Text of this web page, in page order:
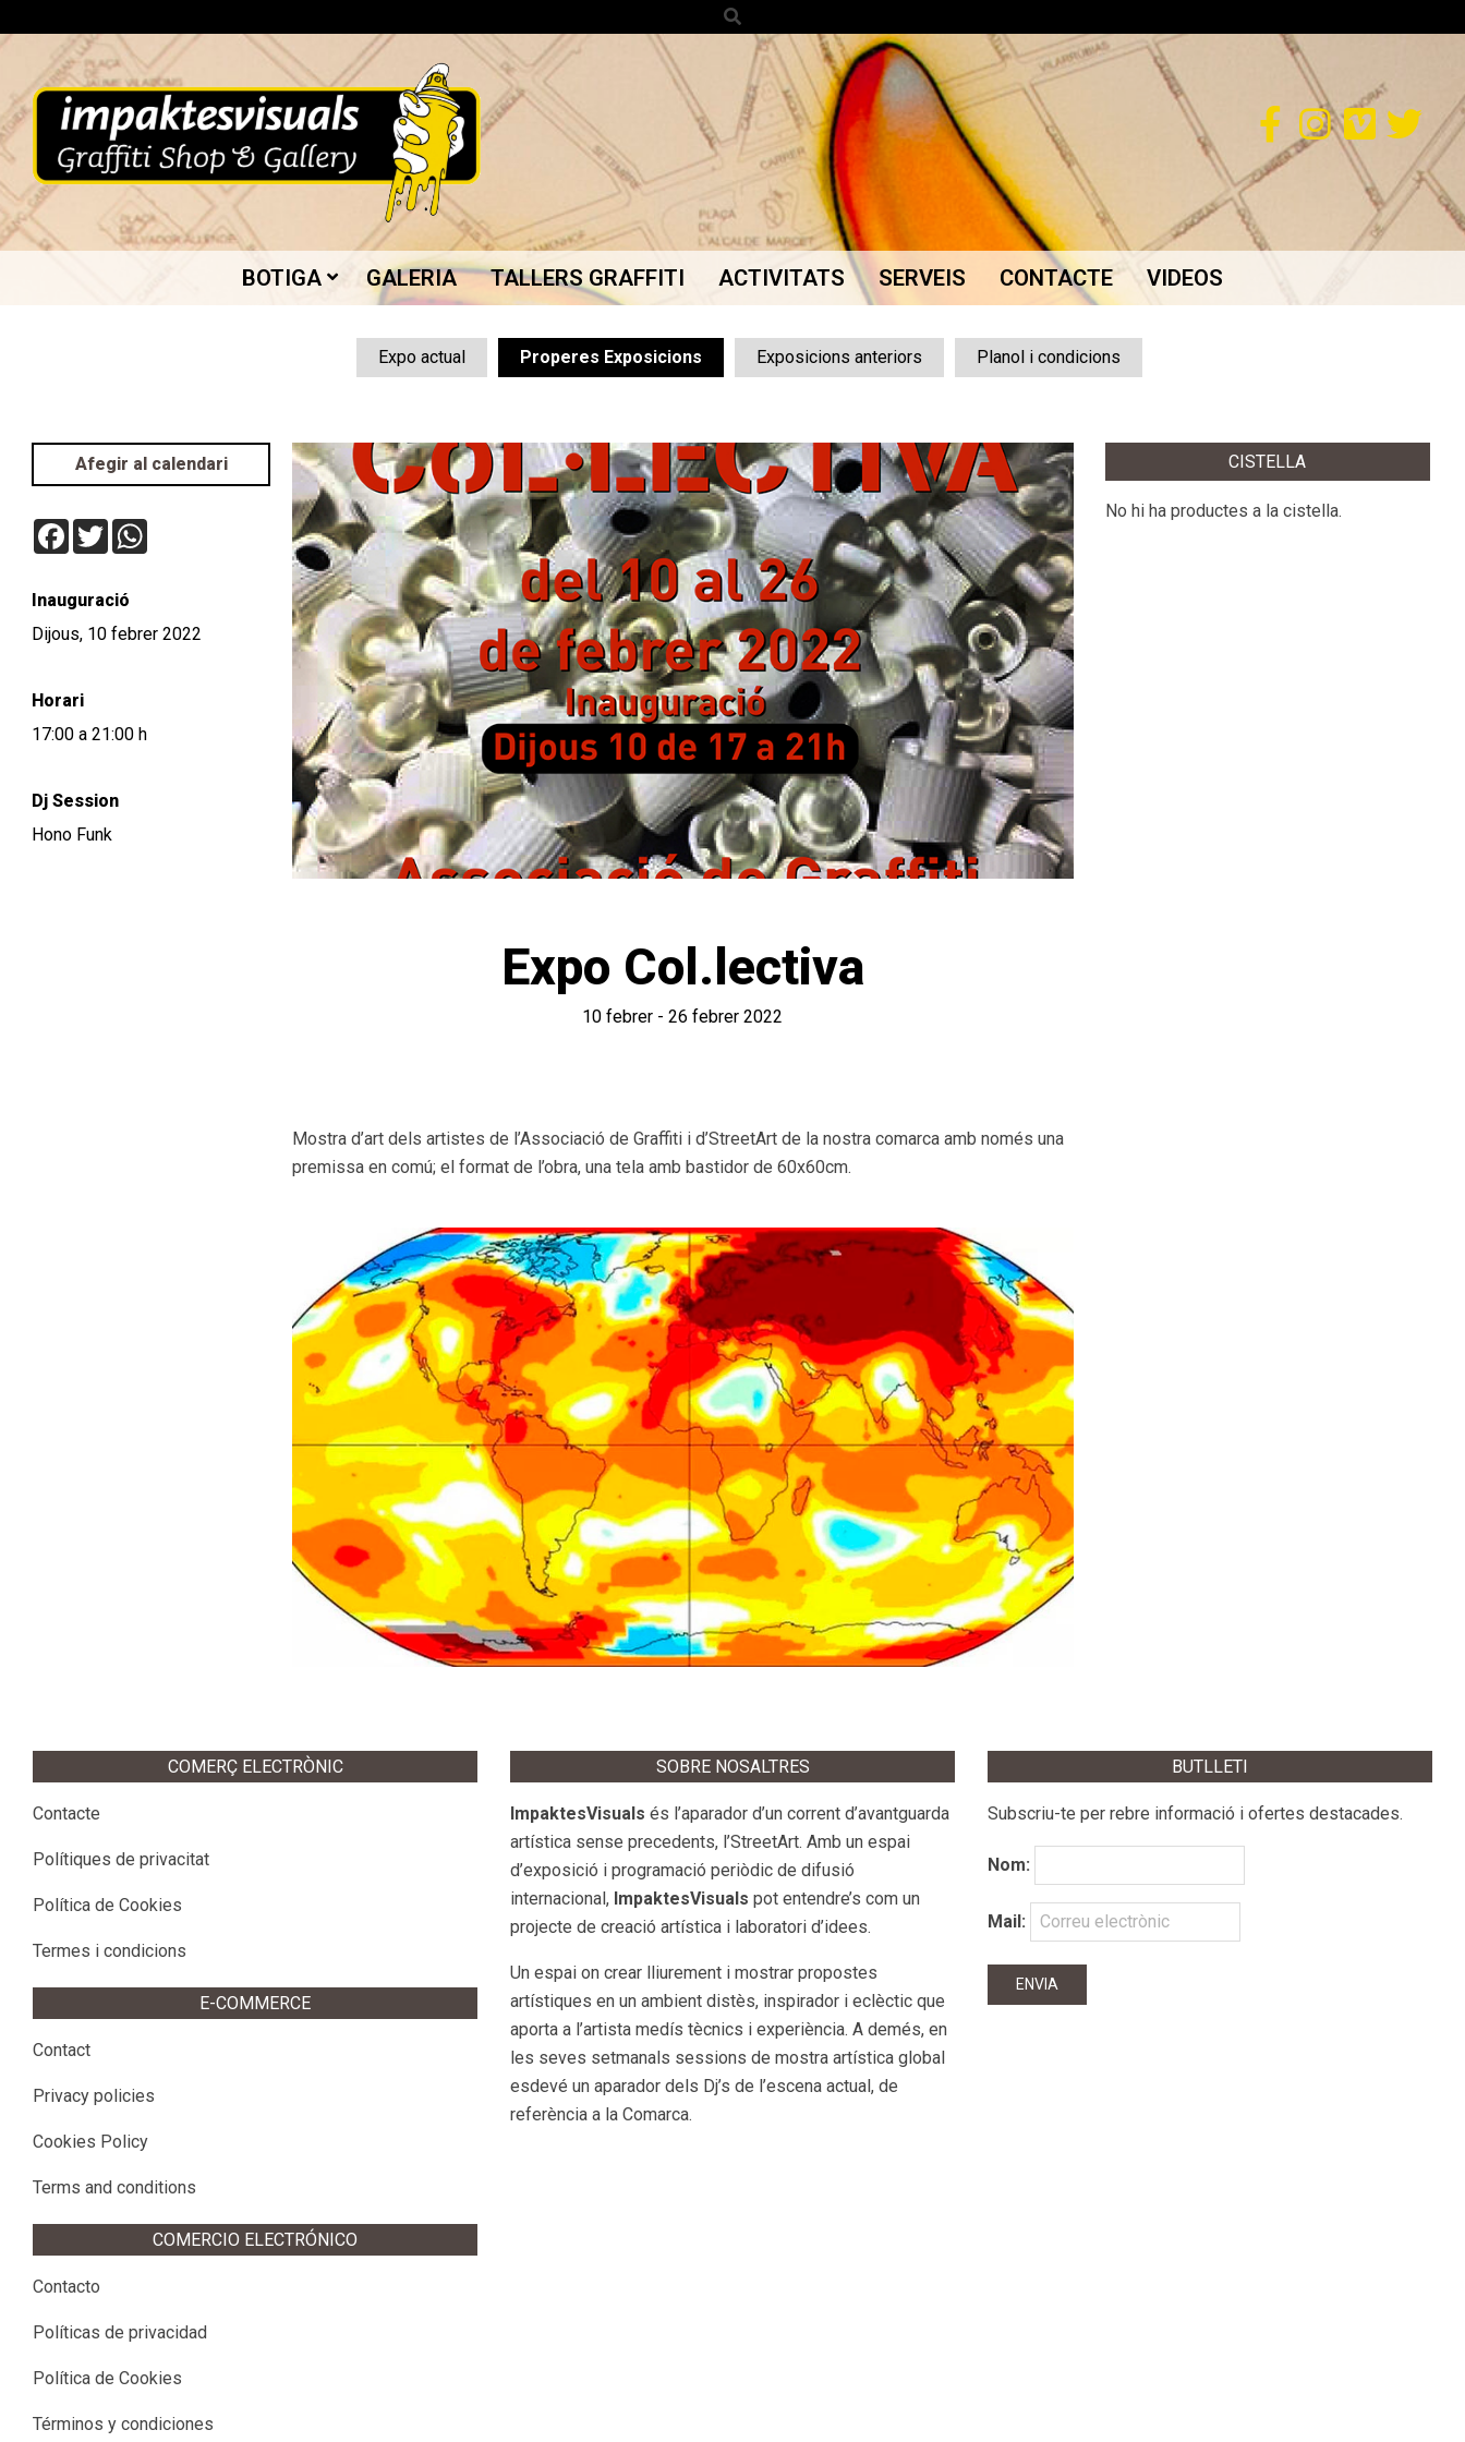
to
content
Search
IMPAKTES
VISUALS
Secondary
Menu
BOTIGA GALERIA TALLERS GRAFFITI ACTIVITATS SERVEIS CONTACTE VIDEOS
Expo actual Properes Exposicions Exposicions anteriors Planol i condicions
Afegir al calendari
Facebook
Twitter
Inauguració
Dijous, 10 febrer 2022
Horari
17:00 a 21:00 h
Dj Session
Hono Funk
Expo Col.lectiva
10 febrer - 26 febrer 2022
Mostra d’art dels artistes de l’Associació de Graffitii d’StreetArtde la nostra comarca amb només una
premissa en comú; el format de l’obra, una tela amb bastidor de 60x60cm.
CISTELLA
No hi ha productes a la cistella.
COMERÇ ELECTRÒNIC
Contacte
Polítiques de privacitat
Política de Cookies
Termes i condicions
E-COMMERCE
Contact
Privacy policies
Cookies Policy
Terms and conditions
COMERCIO ELECTRÓNICO
Contacto
Políticas de privacidad
Política de Cookies
Términos y condiciones
SOBRE NOSALTRES
ImpaktesVisuals és l’aparador d’un corrent d’avantguarda
artística sense precedents, l’StreetArt. Amb un espai
d’exposició i programació periòdic de difusió
internacional, ImpaktesVisuals pot entendre’s com un
projecte de creació artística i laboratori d’idees.
Un espai on crear lliurement i mostrar propostes
artístiques en un ambient distès, inspirador i eclèctic que
aporta a l’artista medís tècnics i experiència. A demés, en
les seves setmanals sessions de mostra artística global
esdevé un aparador dels Dj’s de l’escena actual, de
referència a la Comarca.
BUTLLETI
Subscriu-te per rebre informació i ofertes destacades.
Nom:
Mail: